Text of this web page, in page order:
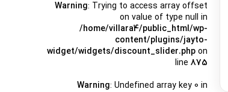
Warning: Trying to access array offset
on value of type null in
/home/villara4/public_html/wp-
content/plugins/jayto-
widget/widgets/discount_slider.php on
line875
Warning: Undefined array key 0 in